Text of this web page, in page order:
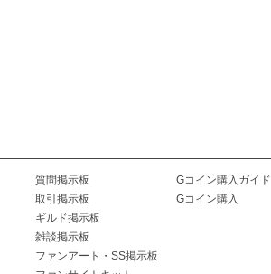
質問掲示板
取引掲示板
ギルド掲示板
雑談掲示板
ファンアート・SS掲示板
Gコイン購入ガイド
Gコイン購入